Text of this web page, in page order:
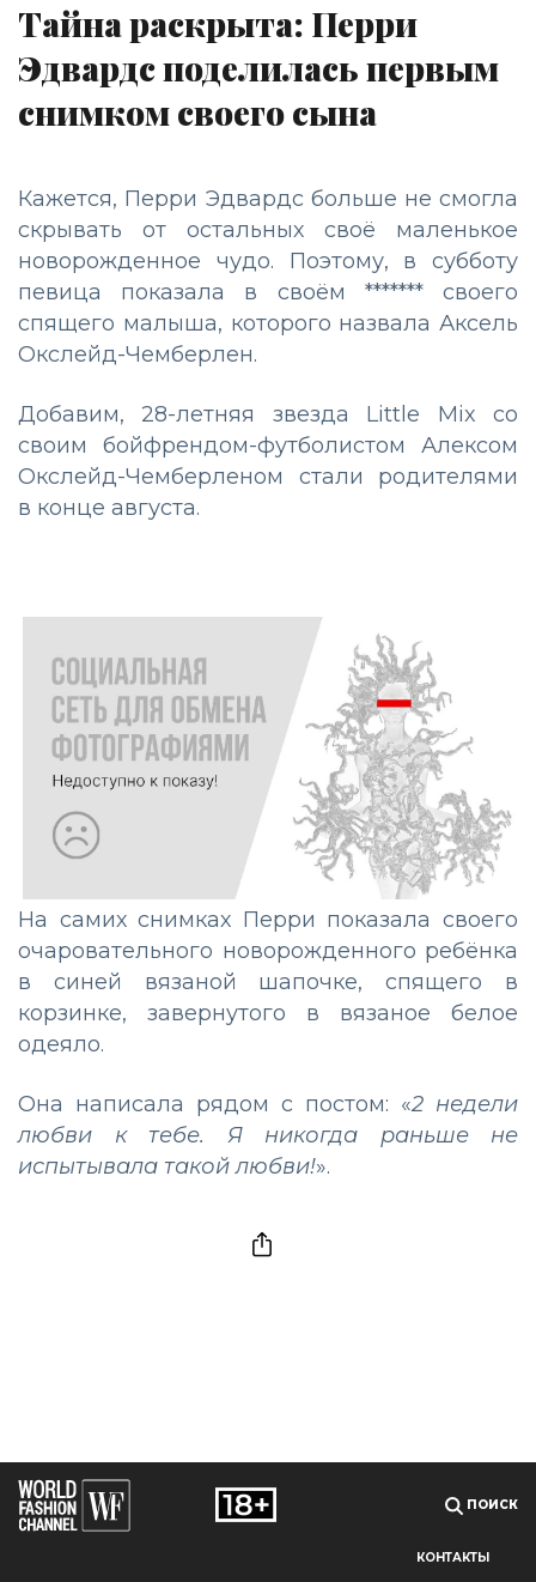
Тайна раскрыта: Перри
Эдвардс поделилась первым
снимком своего сына
Кажется, Перри Эдвардс больше не смогла
скрывать от остальных своё маленькое
новорожденное чудо. Поэтому, в субботу
певица показала в своём ******* своего
спящего малыша, которого назвала Аксель
Окслейд-Чемберлен.
Добавим, 28-летняя звезда Little Mix со
своим бойфрендом-футболистом Алексом
Окслейд-Чемберленом стали родителями
в конце августа.
На самих снимках Перри показала своего
очаровательного новорожденного ребёнка
в синей вязаной шапочке, спящего в
корзинке, завернутого в вязаное белое
одеяло.
Она написала рядом с постом: «2 недели
любви к тебе. Я никогда раньше не
испытывала такой любви!».
ПОИСК
КОНТАКТЫ